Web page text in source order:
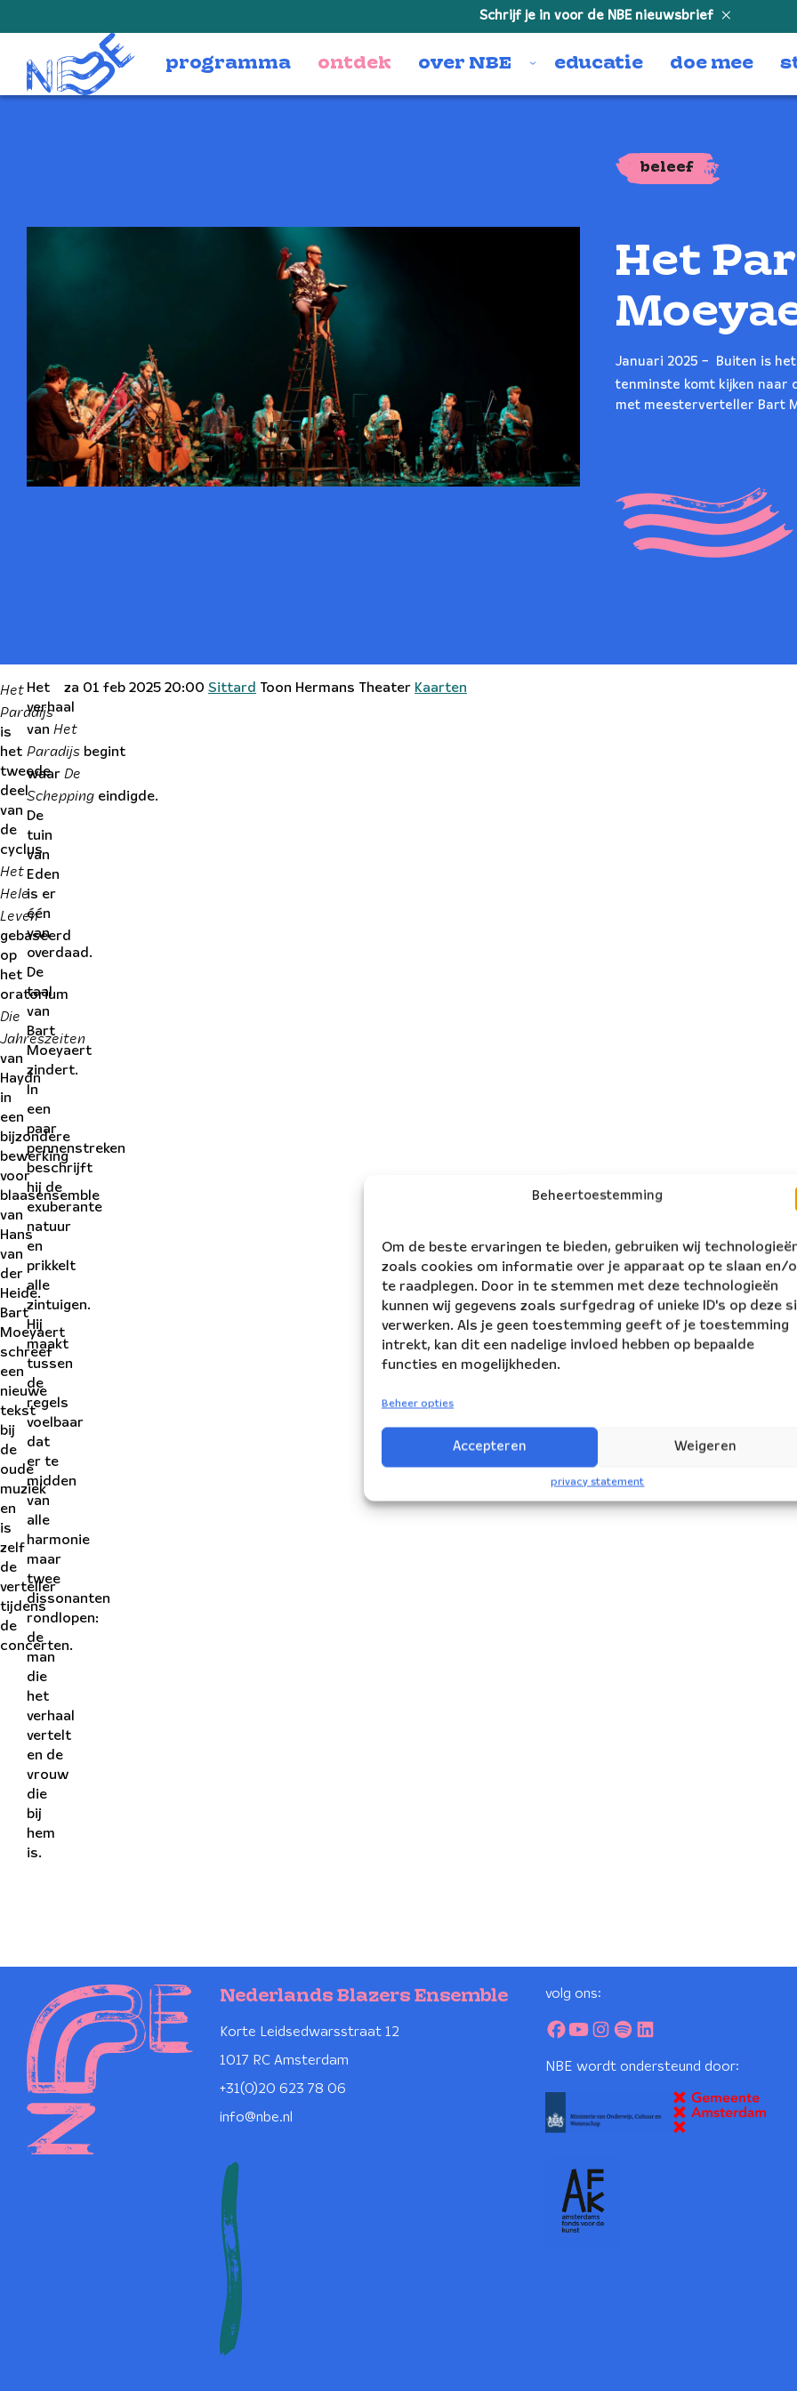
Beheertoestemming
Om de beste ervaringen te bieden, gebruiken wij
zoals cookies om informatie over je apparaat op te slaan en/
te raadplegen. Door in te stemmen met deze technologieën
kunnen wij gegevens zoals surfgedrag of unieke ID's op deze
verwerken. Als je geen toestemming geeft of je toestemming
intrekt, kan dit een nadelige invloed hebben op bepaalde
functies en mogelijkheden.
Beheer opties
Accepteren Weigeren
privacy statement
Schrijf je in voor de NBE nieuwsbrief
programma ontdek over NBE educatie doe mee
beleef
Het
Januari 2025 – Buiten is
tenminste komt kijken
met meesterverteller Bart
Het
Paradijs
is
het
tweede
deel
van
de
cyclus
Het
Hele
Leven
gebaseerd
op
het
oratorium
Die
Jahreszeiten
van
Haydn
in
een
bijzondere
bewerking
voor
blaasensemble
van
Hans
van
der
Heide.
Bart
Moeyaert
schreef
een
nieuwe
tekst
bij
de
oude
muziek
en
is
zelf
de
verteller
tijdens
de
concerten.
Het
verhaal
van Het
Paradijs begint
waar De
Schepping eindigde.
De
tuin
van
Eden
is er
één
van
overdaad.
De
taal
van
Bart
Moeyaert
zindert.
In
een
paar
pennenstreken
beschrijft
hij de
exuberante
natuur
en
prikkelt
alle
zintuigen.
Hij
maakt
tussen
de
regels
voelbaar
dat
er te
midden
van
alle
harmonie
maar
twee
dissonanten
rondlopen:
de
man
die
het
verhaal
vertelt
en de
vrouw
die
bij
hem
is.
za 01 feb 2025 20:00 Sittard Toon Hermans Theater Kaarten
Nederlands Blazers Ensemble
Korte Leidsedwarsstraat 12
1017 RC Amsterdam
+31(0)20 623 78 06
info@nbe.nl
volg ons:
NBE wordt ondersteund door: